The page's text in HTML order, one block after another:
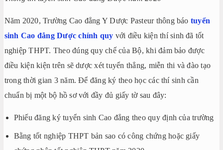
Năm 2020, Trường Cao đẳng Y Dược Pasteur thông báo tuyển
sinh Cao đẳng Dược chính quy với điều kiện thí sinh đã tốt
nghiệp THPT. Theo đúng quy chế của Bộ, khi đảm bảo được
điều kiện kiện trên sẽ dược xét tuyển thẳng, miễn thi và đào tạo
trong thời gian 3 năm. Để đăng ký theo học các thí sinh cần
chuẩn bị một bộ hồ sơ với đầy đủ giấy tờ sau đây:
Phiếu đăng ký tuyển sinh Cao đẳng theo quy định của trường
Bằng tốt nghiệp THPT bản sao có công chứng hoặc giấy